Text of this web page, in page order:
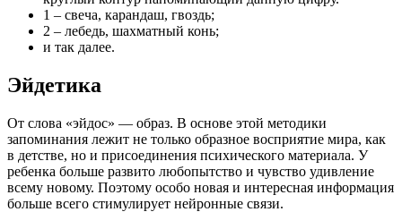
1 – свеча, карандаш, гвоздь;
2 – лебедь, шахматный конь;
и так далее.
Эйдетика
От слова «эйдос» — образ. В основе этой методики
запоминания лежит не только образное восприятие мира, как
в детстве, но и присоединения психического материала. У
ребенка больше развито любопытство и чувство удивление
всему новому. Поэтому особо новая и интересная информация
больше всего стимулирует нейронные связи.